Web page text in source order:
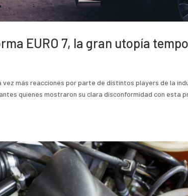
EURO 7, la gran utopía
vez más reacciones por parte de distintos players de la
quienes mostraron su clara disconformidad con esta